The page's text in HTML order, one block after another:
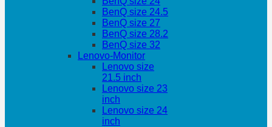
BenQ size 24.5
BenQ size 27
BenQ size 28.2
BenQ size 32
Lenovo-Monitor
Lenovo size
21.5 inch
Lenovo size 23
inch
Lenovo size 24
inch